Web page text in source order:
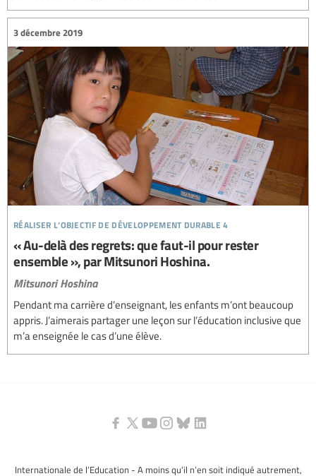
réaliser l’objectif de développement durable 4
3 décembre 2019
« Au-delà des regrets: que faut-il pour rester
ensemble », par Mitsunori Hoshina.
Mitsunori Hoshina
Pendant ma carrière d’enseignant, les enfants m’ont beaucoup
appris. J’aimerais partager une leçon sur l’éducation inclusive que
m’a enseignée le cas d’une élève.
Internationale de l’Education - A moins qu’il n’en soit indiqué autrement,